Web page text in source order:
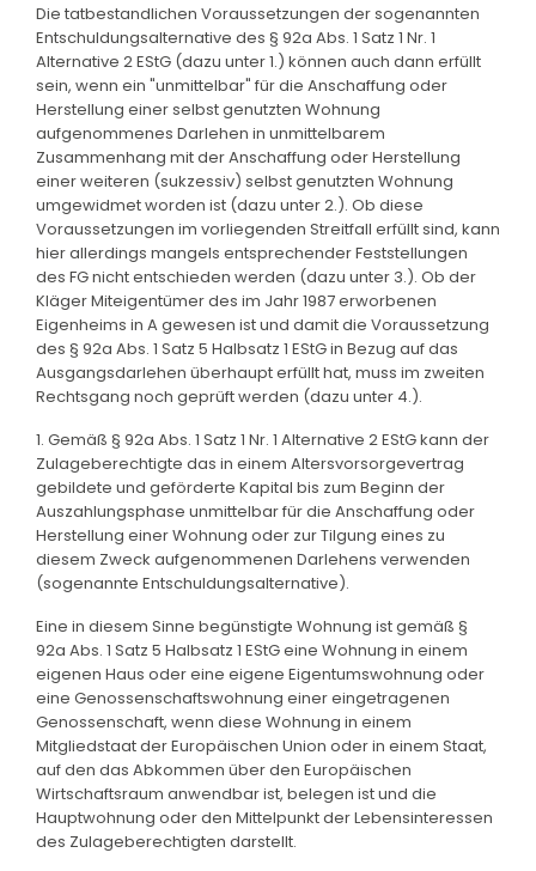
Die tatbestandlichen Voraussetzungen der sogenannten
Entschuldungsalternative des § 92a Abs. 1 Satz 1 Nr. 1
Alternative 2 EStG (dazu unter 1.) können auch dann erfüllt
sein, wenn ein "unmittelbar" für die Anschaffung oder
Herstellung einer selbst genutzten Wohnung
aufgenommenes Darlehen in unmittelbarem
Zusammenhang mit der Anschaffung oder Herstellung
einer weiteren (sukzessiv) selbst genutzten Wohnung
umgewidmet worden ist (dazu unter 2.). Ob diese
Voraussetzungen im vorliegenden Streitfall erfüllt sind, kann
hier allerdings mangels entsprechender Feststellungen
des FG nicht entschieden werden (dazu unter 3.). Ob der
Kläger Miteigentümer des im Jahr 1987 erworbenen
Eigenheims in A gewesen ist und damit die Voraussetzung
des § 92a Abs. 1 Satz 5 Halbsatz 1 EStG in Bezug auf das
Ausgangsdarlehen überhaupt erfüllt hat, muss im zweiten
Rechtsgang noch geprüft werden (dazu unter 4.).
1. Gemäß § 92a Abs. 1 Satz 1 Nr. 1 Alternative 2 EStG kann der
Zulageberechtigte das in einem Altersvorsorgevertrag
gebildete und geförderte Kapital bis zum Beginn der
Auszahlungsphase unmittelbar für die Anschaffung oder
Herstellung einer Wohnung oder zur Tilgung eines zu
diesem Zweck aufgenommenen Darlehens verwenden
(sogenannte Entschuldungsalternative).
Eine in diesem Sinne begünstigte Wohnung ist gemäß §
92a Abs. 1 Satz 5 Halbsatz 1 EStG eine Wohnung in einem
eigenen Haus oder eine eigene Eigentumswohnung oder
eine Genossenschaftswohnung einer eingetragenen
Genossenschaft, wenn diese Wohnung in einem
Mitgliedstaat der Europäischen Union oder in einem Staat,
auf den das Abkommen über den Europäischen
Wirtschaftsraum anwendbar ist, belegen ist und die
Hauptwohnung oder den Mittelpunkt der Lebensinteressen
des Zulageberechtigten darstellt.